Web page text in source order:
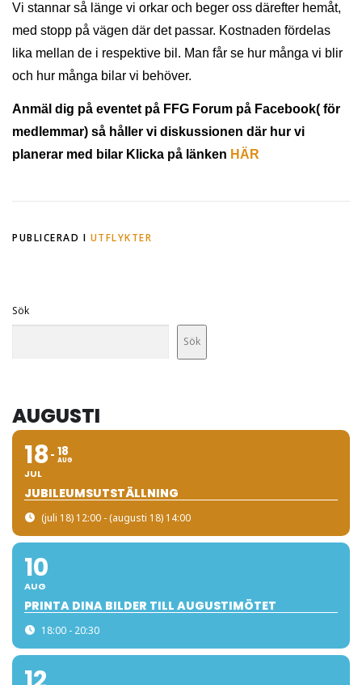
Vi stannar så länge vi orkar och beger oss därefter hemåt,
med stopp på vägen där det passar. Kostnaden fördelas
lika mellan de i respektive bil. Man får se hur många vi blir
och hur många bilar vi behöver.
Anmäl dig på eventet på FFG Forum på Facebook( för
medlemmar) så håller vi diskussionen där hur vi
planerar med bilar Klicka på länken HÄR
PUBLICERAD I UTFLYKTER
Sök
Sök
AUGUSTI
18
JUL
18
AUG
JUBILEUMSUTSTÄLLNING
(juli 18) 12:00 - (augusti 18) 14:00
10
AUG
PRINTA DINA BILDER TILL AUGUSTIMÖTET
18:00 - 20:30